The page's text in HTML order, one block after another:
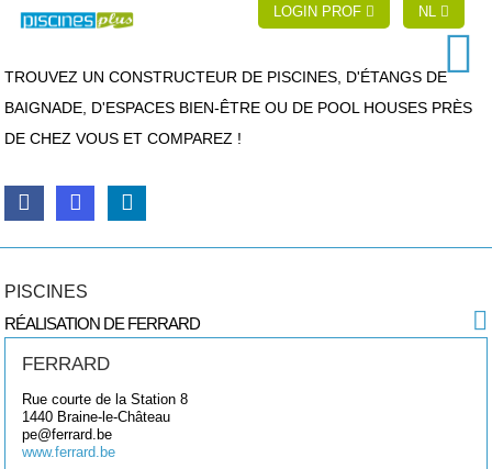
LOGIN PROF NL
TROUVEZ UN CONSTRUCTEUR DE PISCINES, D'ÉTANGS DE
BAIGNADE, D'ESPACES BIEN-ÊTRE OU DE POOL HOUSES PRÈS
DE CHEZ VOUS ET COMPAREZ !
PISCINES
RÉALISATION DE FERRARD
FERRARD
Rue courte de la Station 8
1440 Braine-le-Château
pe@ferrard.be
www.ferrard.be